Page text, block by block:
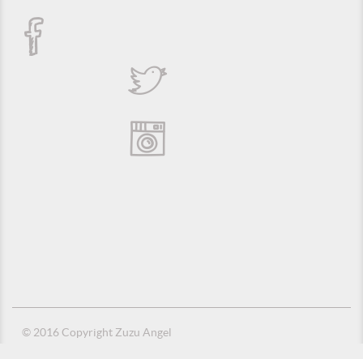
© 2016 Copyright Zuzu Angel